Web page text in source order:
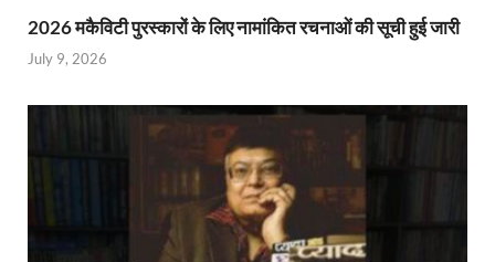
2026 मकैविटी पुरस्कारों के लिए नामांकित रचनाओं की सूची हुई जारी
July 9, 2026